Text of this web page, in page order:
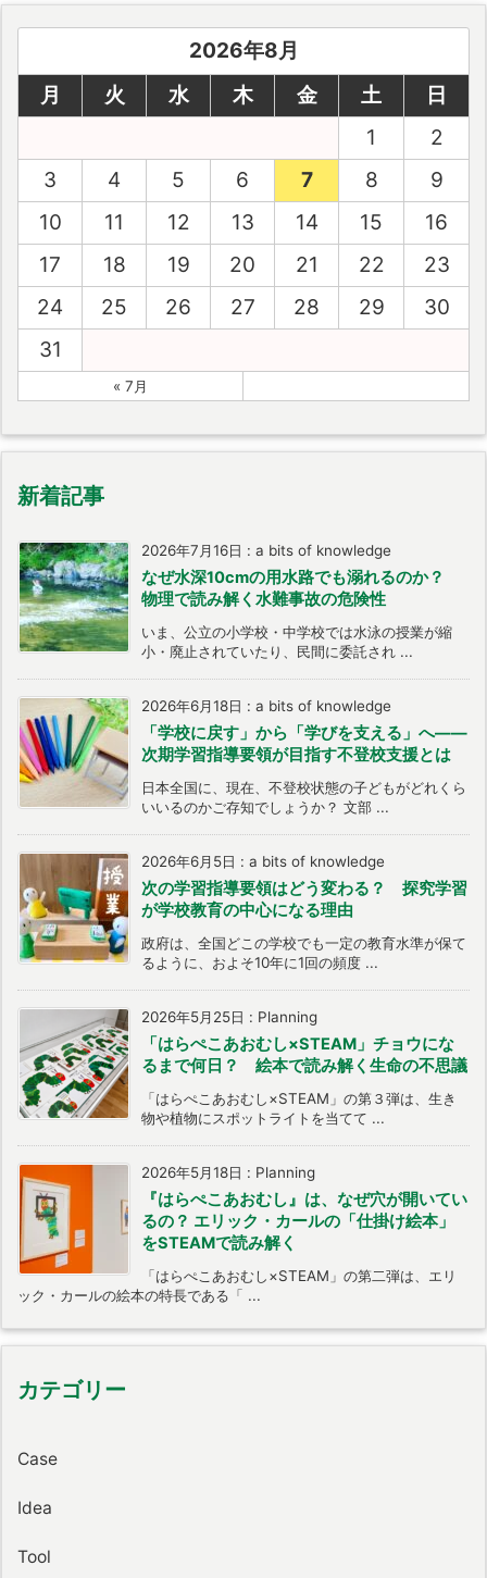
2026年8月
月
火 水 木 金 土
日
1
2
3
4 5 6 7 8
9
10
11 12 13 14 15
16
17
18 19 20 21 22
23
24
25 26 27 28 29
30
31
« 7月
新着記事
2026年7月16日 : a bits of knowledge
なぜ水深10cmの用水路でも溺れるのか？
物理で読み解く水難事故の危険性
いま、公立の小学校・中学校では水泳の授業が縮
小・廃止されていたり、民間に委託され ...
2026年6月18日 : a bits of knowledge
「学校に戻す」から「学びを支える」へ――
次期学習指導要領が目指す不登校支援とは
日本全国に、現在、不登校状態の子どもがどれくら
いいるのかご存知でしょうか？ 文部 ...
2026年6月5日 : a bits of knowledge
次の学習指導要領はどう変わる？ 探究学習
が学校教育の中心になる理由
政府は、全国どこの学校でも一定の教育水準が保て
るように、およそ10年に1回の頻度 ...
2026年5月25日 : Planning
「はらぺこあおむし×STEAM」チョウにな
るまで何日？ 絵本で読み解く生命の不思議
「はらぺこあおむし×STEAM」の第３弾は、生き
物や植物にスポットライトを当てて ...
2026年5月18日 : Planning
『はらぺこあおむし』は、なぜ穴が開いてい
るの？ エリック・カールの「仕掛け絵本」
をSTEAMで読み解く
「はらぺこあおむし×STEAM」の第二弾は、エリ
ック・カールの絵本の特長である「 ...
カテゴリー
Case
Idea
Tool